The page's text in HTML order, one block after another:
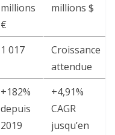
millions
€
millions $
1 017
Croissance
attendue
+182%
depuis
2019
+4,91%
CAGR
jusqu’en